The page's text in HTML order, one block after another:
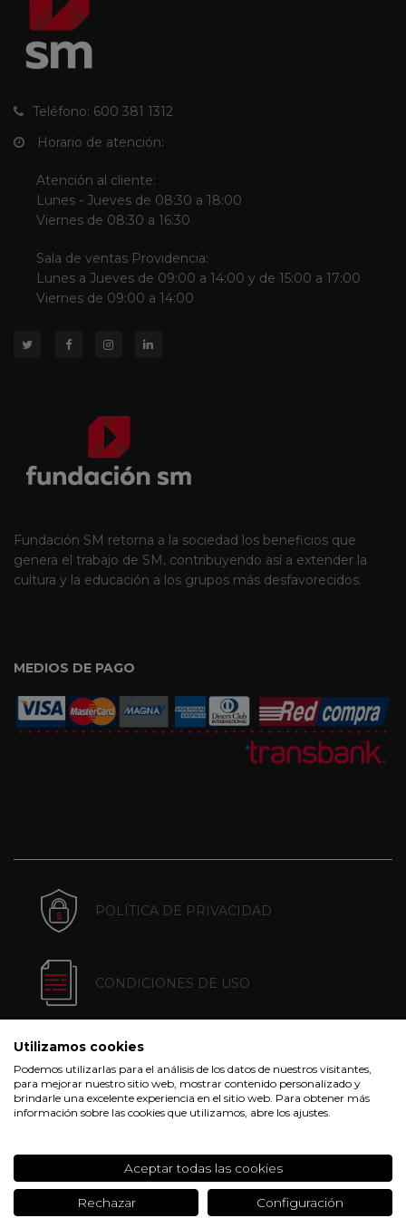
Teléfono: 600 381 1312
Horario de atención:
Atención al cliente:
Lunes - Jueves de 08:30 a 18:00
Viernes de 08:30 a 16:30
Sala de ventas Providencia:
Lunes a Jueves de 09:00 a 14:00 y de 15:00 a 17:00
Viernes de 09:00 a 14:00
Fundación SM retorna a la sociedad los beneficios que
genera el trabajo de SM, contribuyendo así a extender la
cultura y la educación a los grupos más desfavorecidos.
MEDIOS DE PAGO
POLÍTICA DE PRIVACIDAD
CONDICIONES DE USO
Utilizamos cookies
Podemos utilizarlas para el análisis de los datos de nuestros visitantes,
para mejorar nuestro sitio web, mostrar contenido personalizado y
brindarle una excelente experiencia en el sitio web. Para obtener más
información sobre las cookies que utilizamos, abre los ajustes.
Aceptar todas las cookies
Rechazar Configuración